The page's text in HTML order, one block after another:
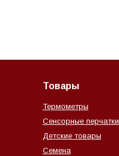
Товары
Термометры
Сенсорные перчатки
Детские товары
Семена